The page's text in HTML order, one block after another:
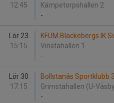
12:45
Kämpetorpshallen 2
-
Lör 23
15:15
KFUM Blackebergs IK
Vinstahallen 1
-
Lör 30
17:15
Bollstanäs Sportklubb
Grimstahallen (U-
-